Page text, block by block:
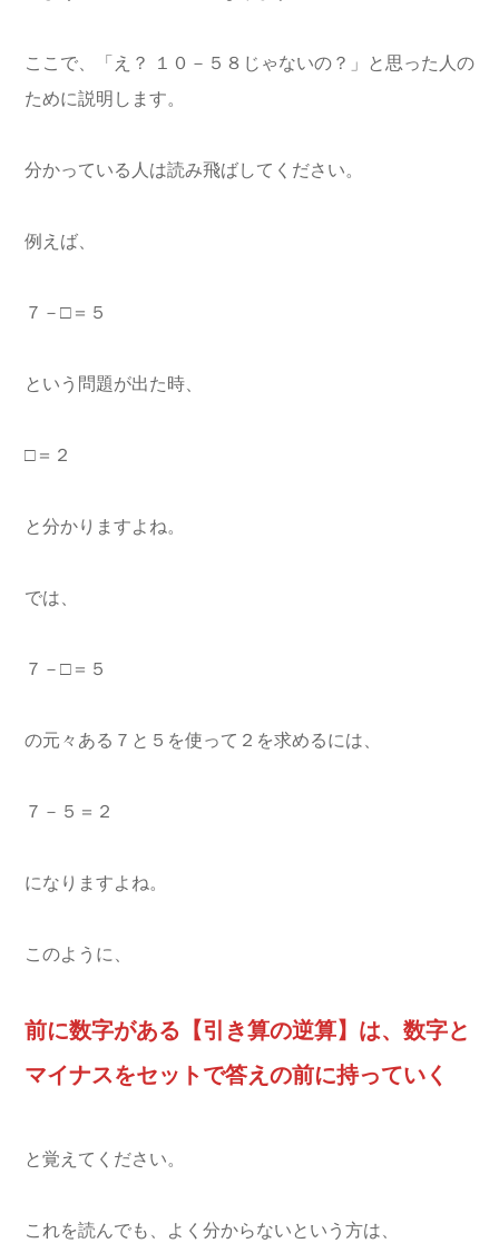
ここで、「え？ １０－５８じゃないの？」と思った人の
ために説明します。
分かっている人は読み飛ばしてください。
例えば、
７－□＝５
という問題が出た時、
□＝２
と分かりますよね。
では、
７－□＝５
の元々ある７と５を使って２を求めるには、
７－５＝２
になりますよね。
このように、
前に数字がある【引き算の逆算】は、数字と
マイナスをセットで答えの前に持っていく
と覚えてください。
これを読んでも、よく分からないという方は、